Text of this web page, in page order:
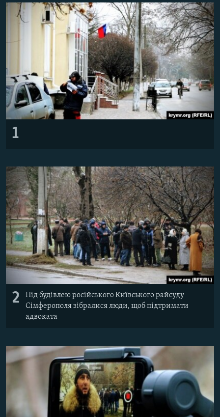
ВІДЕОУРОКИ «ELIFBE»
СВІДЧЕННЯ ОКУПАЦІЇ
УКРАЇНСЬКА ПРОБЛЕМА КРИМУ
Русский
Усі сайти RFE/RL
1
2
Під будівлею російського Київського райсуду
Сімферополя зібралися люди, щоб підтримати
адвоката